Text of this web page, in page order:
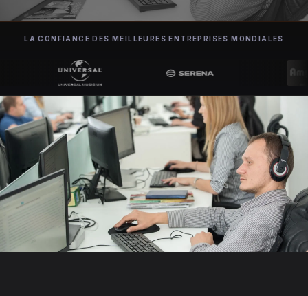
LA CONFIANCE DES MEILLEURES ENTREPRISES MONDIALES